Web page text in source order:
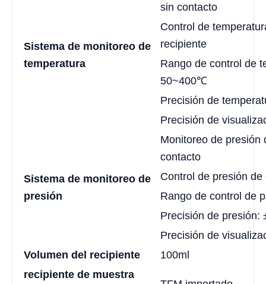
Sistema de monitoreo de
temperatura
sin contacto
Control de
recipiente
Rango de control de
50~400℃
Precisión de
Precisión de
Sistema de monitoreo de
presión
Monitoreo de presión
contacto
Control de presión
Rango de control de
Precisión de presión:
Precisión de
Volumen del recipiente
100ml
recipiente de muestra